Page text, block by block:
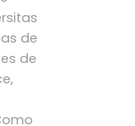
de
de